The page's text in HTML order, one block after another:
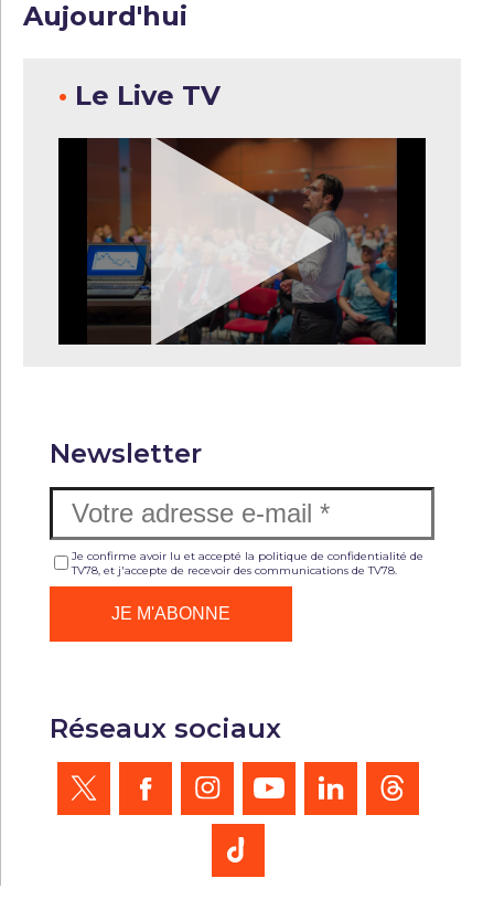
Aujourd'hui
• Le Live TV
Newsletter
Je confirme avoir lu et accepté la politique de confidentialité de
TV78, et j'accepte de recevoir des communications de TV78.
Réseaux sociaux